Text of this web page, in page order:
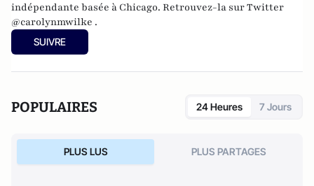
indépendante basée à Chicago. Retrouvez-la sur Twitter
@carolynmwilke .
SUIVRE
POPULAIRES 24 Heures 7 Jours
PLUS LUS PLUS PARTAGES